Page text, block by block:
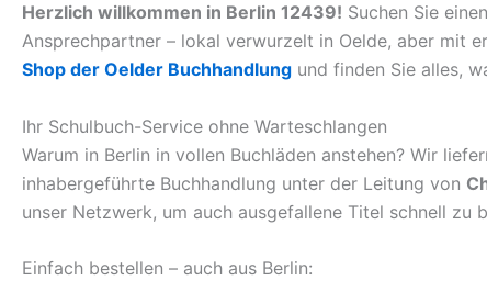
Herzlich willkommen in Berlin 12439! Suchen Sie
Ansprechpartner – lokal verwurzelt in Oelde, aber mit
Shop der Oelder Buchhandlung und finden Sie alles,
Ihr Schulbuch-Service ohne Warteschlangen
Warum in Berlin in vollen Buchläden anstehen? Wir
inhabergeführte Buchhandlung unter der Leitung von
unser Netzwerk, um auch ausgefallene Titel schnell zu
Einfach bestellen – auch aus Berlin: